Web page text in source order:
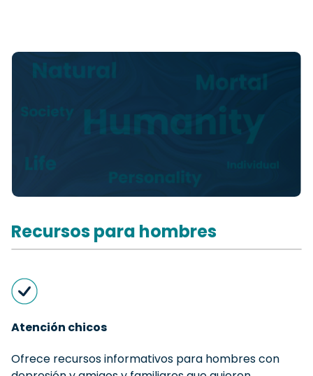
Recursos para hombres
Atención chicos
Ofrece recursos informativos para hombres con